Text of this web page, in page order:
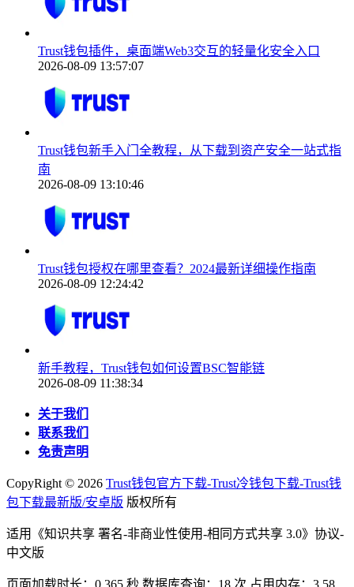
Trust钱包插件，桌面端Web3交互的轻量化安全入口
2026-08-09 13:57:07
Trust钱包新手入门全教程，从下载到资产安全一站式指
南
2026-08-09 13:10:46
Trust钱包授权在哪里查看？2024最新详细操作指南
2026-08-09 12:24:42
新手教程，Trust钱包如何设置BSC智能链
2026-08-09 11:38:34
关于我们
联系我们
免责声明
CopyRight © 2026 Trust钱包官方下载-Trust冷钱包下载-Trust钱
包下载最新版/安卓版 版权所有
适用《知识共享 署名-非商业性使用-相同方式共享 3.0》协议-
中文版
页面加载时长：0.365 秒 数据库查询：18 次 占用内存：3.58